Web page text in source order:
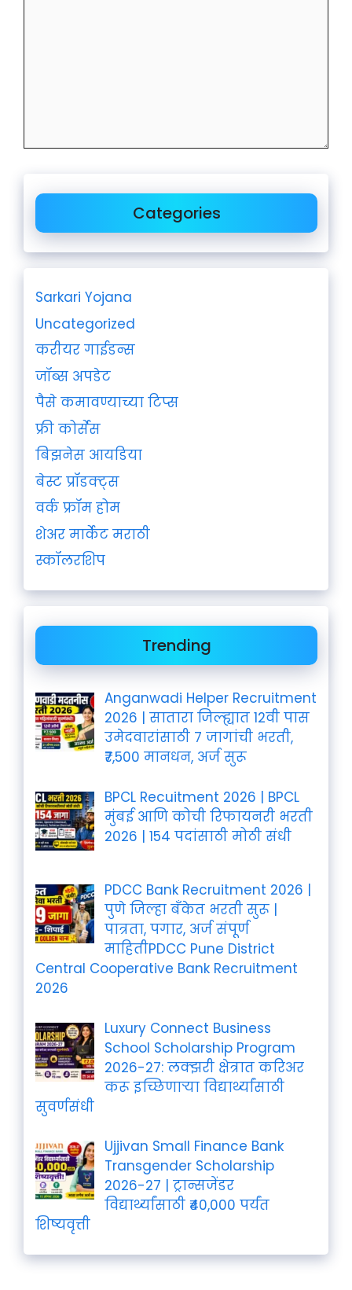
Categories
Sarkari Yojana
Uncategorized
करीयर गाईडन्स
जॉब्स अपडेट
पैसे कमावण्याच्या टिप्स
फ्री कोर्सेस
बिझनेस आयडिया
बेस्ट प्रॉडक्ट्स
वर्क फ्रॉम होम
शेअर मार्केट मराठी
स्कॉलरशिप
Trending
Anganwadi Helper Recruitment
2026 | सातारा जिल्ह्यात 12वी पास
उमेदवारांसाठी 7 जागांची भरती,
₹7,500 मानधन, अर्ज सुरू
BPCL Recuitment 2026 | BPCL
मुंबई आणि कोची रिफायनरी भरती
2026 | 154 पदांसाठी मोठी संधी
PDCC Bank Recruitment 2026 |
पुणे जिल्हा बँकेत भरती सुरू |
पात्रता, पगार, अर्ज संपूर्ण
माहितीPDCC Pune District
Central Cooperative Bank Recruitment
2026
Luxury Connect Business
School Scholarship Program
2026-27: लक्झरी क्षेत्रात करिअर
करू इच्छिणाऱ्या विद्यार्थ्यांसाठी
सुवर्णसंधी
Ujjivan Small Finance Bank
Transgender Scholarship
2026-27 | ट्रान्सजेंडर
विद्यार्थ्यांसाठी ₹40,000 पर्यंत
शिष्यवृत्ती